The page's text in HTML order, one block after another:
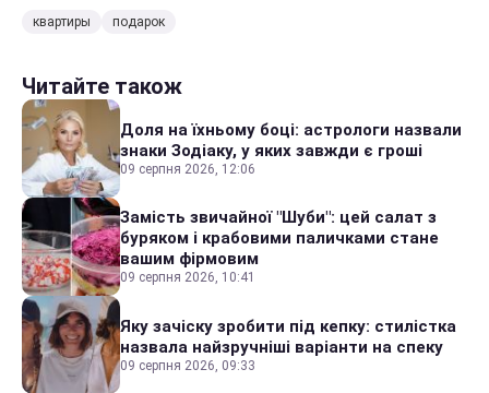
квартиры подарок
Читайте також
Доля на їхньому боці: астрологи назвали
знаки Зодіаку, у яких завжди є гроші
09 серпня 2026, 12:06
Замість звичайної "Шуби": цей салат з
буряком і крабовими паличками стане
вашим фірмовим
09 серпня 2026, 10:41
Яку зачіску зробити під кепку: стилістка
назвала найзручніші варіанти на спеку
09 серпня 2026, 09:33